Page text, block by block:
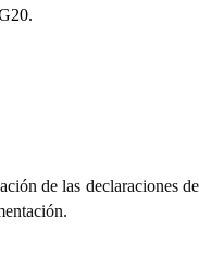
de las declaraciones de